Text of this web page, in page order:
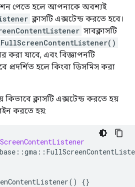
পেতে হলে আপনাকে অবশ্যই
ক্লাসটি এক্সটেন্ড করতে হবে।
সাবক্লাসটি
করা যাবে, এবং বিজ্ঞাপনটি
হলে কিংবা ডিসমিস করা
কিভাবে ক্লাসটি এক্সটেন্ড করতে হয়
করতে হয়:
::gma ::
() {}